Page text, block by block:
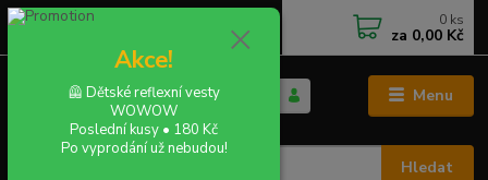
Menu
CZK
Hledat
+420 702 855 412
0 ks
za 0,00 Kč
Akce!
🦺 Dětské reflexní vesty
WOWOW
Poslední kusy • 180 Kč
Po vyprodání už nebudou!